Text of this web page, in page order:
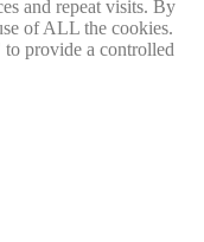
and repeat visits. By
of ALL the cookies.
provide a controlled